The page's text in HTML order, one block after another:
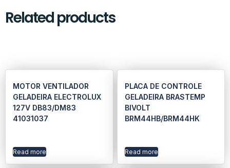
Related products
MOTOR VENTILADOR
GELADEIRA ELECTROLUX
127V DB83/DM83
41031037
Read more
PLACA DE CONTROLE
GELADEIRA BRASTEMP
BIVOLT
BRM44HB/BRM44HK
Read more